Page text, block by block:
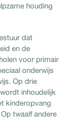
houding
dat
en de
voor primair
onderwijs
Op drie
inhoudelijk
kinderopvang
twaalf andere